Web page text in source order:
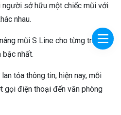
sở hữu một chiếc mũi với
nhau.
mũi S Line cho từng trường
bậc nhất.
tỏa thông tin, hiện nay, mỗi
gọi điện thoại đến văn phòng